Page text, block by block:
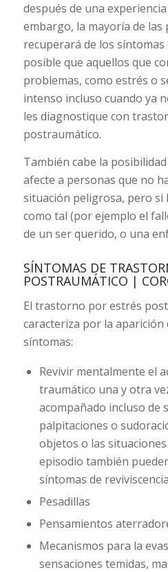
después de una
embargo, la mayoría de las
recuperará de los
posible que aquellos que
problemas, como estrés o
intenso incluso cuando ya
les diagnostique con
postraumático.
También cabe la
afecte a personas que no
situación peligrosa, pero
como tal (por ejemplo el
de un ser querido, o una
SÍNTOMAS DE
POSTRAUMÁTICO |
El trastorno por estrés
caracteriza por la aparición
síntomas:
Revivir mentalmente el
traumático una y otra
acompañado incluso de
palpitaciones o
objetos o las
episodio también
síntomas de
Pesadillas
Pensamientos
Mecanismos para la
sensaciones temidas,